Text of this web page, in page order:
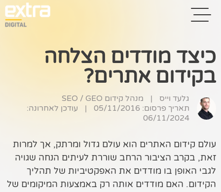
בית
בניית אתרים
קידום אתרים
פרסום בגוגל
רשתות חברתיות
שיווק לאתרי
כיצד מודדים הצלחה
בקידום אתרים?
גלעד וייס |
מנהל קידום SEO / GEO
תאריך פרסום: 05/11/2016
|
עודכן לאחרונה:
06/11/2024
עולם קידום האתרים הוא עולם גדול ומרתק, אך למרות
זאת, בקרב הציבור הרחב שוררת לעיתים הנחה שגויה
לגבי האופן בו מודדים את האפקטיביות של תהליך
הקידום. האם מודדים אותה רק באמצעות המיקומים של